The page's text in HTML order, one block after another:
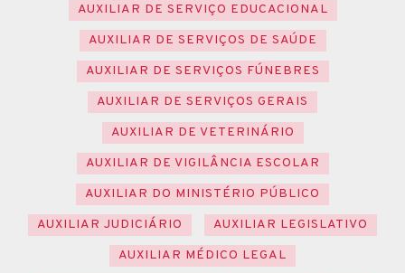
AUXILIAR DE SERVIÇO EDUCACIONAL
AUXILIAR DE SERVIÇOS DE SAÚDE
AUXILIAR DE SERVIÇOS FÚNEBRES
AUXILIAR DE SERVIÇOS GERAIS
AUXILIAR DE VETERINÁRIO
AUXILIAR DE VIGILÂNCIA ESCOLAR
AUXILIAR DO MINISTÉRIO PÚBLICO
AUXILIAR JUDICIÁRIO
AUXILIAR LEGISLATIVO
AUXILIAR MÉDICO LEGAL